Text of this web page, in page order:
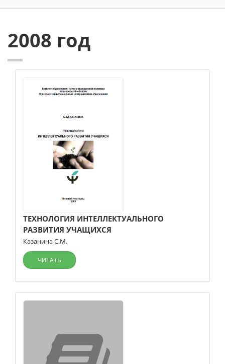
2008 год
ТЕХНОЛОГИЯ ИНТЕЛЛЕКТУАЛЬНОГО
РАЗВИТИЯ УЧАЩИХСЯ
Казанина С.М.
ЧИТАТЬ